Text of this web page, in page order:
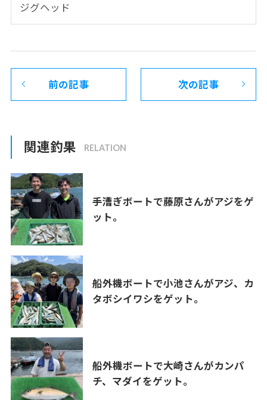
ジグヘッド
前の記事 次の記事
関連釣果
手漕ぎボートで藤原さんがアジをゲ
ット。
船外機ボートで小池さんがアジ、カ
タボシイワシをゲット。
船外機ボートで大崎さんがカンパ
チ、マダイをゲット。